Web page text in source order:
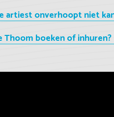
artiest onverhoopt niet
Thoom boeken of inhuren?